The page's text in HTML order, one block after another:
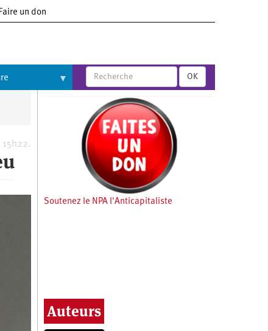
un don
OK
Soutenez le NPA l'Anticapitaliste
Auteurs